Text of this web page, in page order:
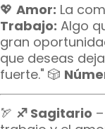
💖 Amor: La
Trabajo: Algo
gran
que deseas
fuerte." 🎲
🏹 ♐ Sagitario